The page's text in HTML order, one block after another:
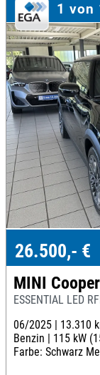
1 von
26.500,- €
MINI
ESSENTIAL LED
06/2025 | 13.310
Benzin | 115 kW
Farbe: Schwarz